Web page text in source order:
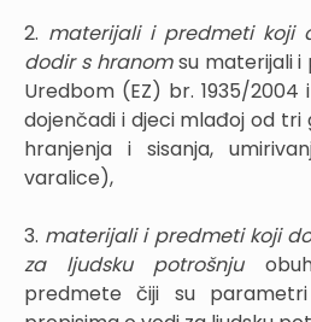
2. materijali i predmeti koji
dodir s hranomsu materijali
Uredbom (EZ) br. 1935/2004
dojenčadi i djeci mlađoj od tri
hranjenja i sisanja,
varalice),
3. materijali i predmeti koji
za ljudsku potrošnju
predmete čiji su